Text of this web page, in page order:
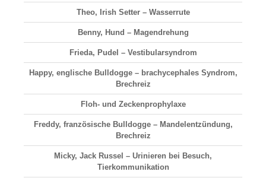
Theo, Irish Setter – Wasserrute
Benny, Hund – Magendrehung
Frieda, Pudel – Vestibularsyndrom
Happy, englische Bulldogge – brachycephales Syndrom,
Brechreiz
Floh- und Zeckenprophylaxe
Freddy, französische Bulldogge – Mandelentzündung,
Brechreiz
Micky, Jack Russel – Urinieren bei Besuch,
Tierkommunikation